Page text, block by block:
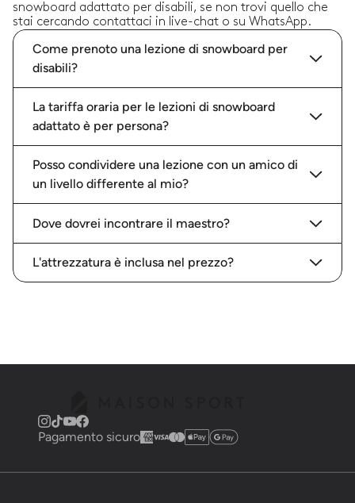
snowboard adattato per disabili, se non trovi quello che
stai cercando contattaci in live-chat o su WhatsApp.
Come prenoto una lezione di snowboard per
disabili?
La tariffa oraria per le lezioni di snowboard
adattato è per persona?
Posso condividere una lezione con un amico di
un livello differente al mio?
Dove dovrei incontrare il maestro?
L'attrezzatura è inclusa nel prezzo?
Pagamento sicuro